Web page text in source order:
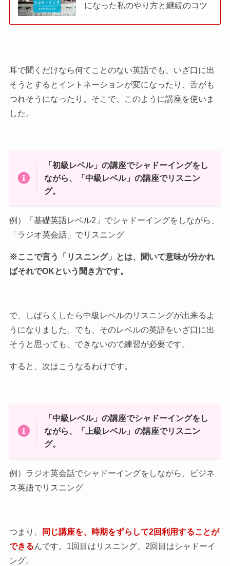
になった私のやり方と継続のコツ
耳で聞くだけなら何てことのない英語でも、いざ口に出
そうとするとイントネーションが変になったり、舌がも
つれそうになったり。そこで、このように講座を使いま
した。
「初級レベル」の講座でシャドーイングをし
ながら、「中級レベル」の講座でリスニン
グ。
例）「基礎英語レベル2」でシャドーイングをしながら、
「ラジオ英会話」でリスニング
※ここで言う「リスニング」とは、聞いて意味が分かれ
ばそれでOKという聞き方です。
で、しばらくしたら中級レベルのリスニングが出来るよ
うになりました。でも、そのレベルの英語をいざ口に出
そうと思っても、できないので練習が必要です。
すると、次はこうなるわけです。
「中級レベル」の講座でシャドーイングをし
ながら、「上級レベル」の講座でリスニン
グ。
例）ラジオ英会話でシャドーイングをしながら、ビジネ
ス英語でリスニング
つまり、
同じ講座を、時期をずらして2回利用することが
できるんです。1回目はリスニング、2回目はシャドーイ
ング。